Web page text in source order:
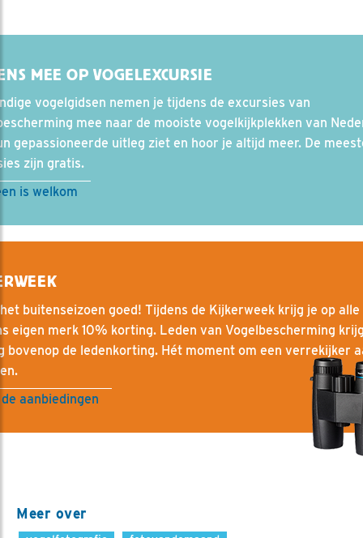
MEE OP VOGELEXCURSIE
vogelgidsen nemen je tijdens de excursies van
mee naar de mooiste vogelkijkplekken van
gepassioneerde uitleg ziet en hoor je altijd meer. De
zijn gratis.
is welkom
buitenseizoen goed! Tijdens de Kijkerweek krijg je op
eigen merk 10% korting. Leden van Vogelbescherming
bovenop de ledenkorting. Hét moment om een verrekijker
aanbiedingen
Meer over